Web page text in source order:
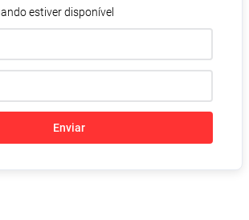
estiver disponível
Enviar
D